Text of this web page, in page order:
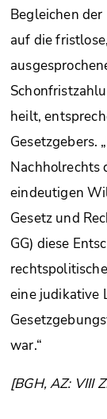
Begleichen
auf die
heilt,
Gesetzgebers.
Nachholrechts
eindeutigen
Gesetz und
GG) diese
eine judikative
war.“
[BGH, AZ: VIII